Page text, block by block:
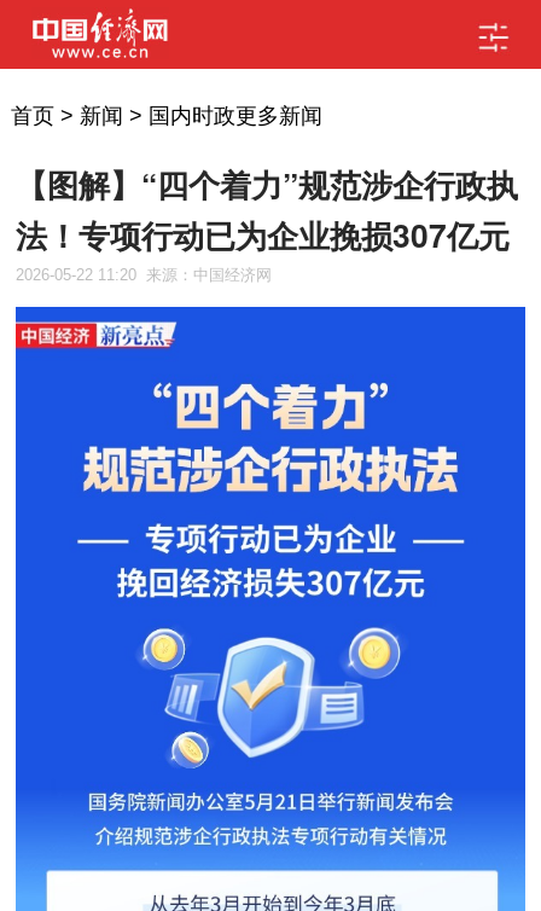
首页> 新闻 > 国内时政更多新闻
【图解】“四个着力”规范涉企行政执
法！专项行动已为企业挽损307亿元
2026-05-22 11:20 来源：中国经济网